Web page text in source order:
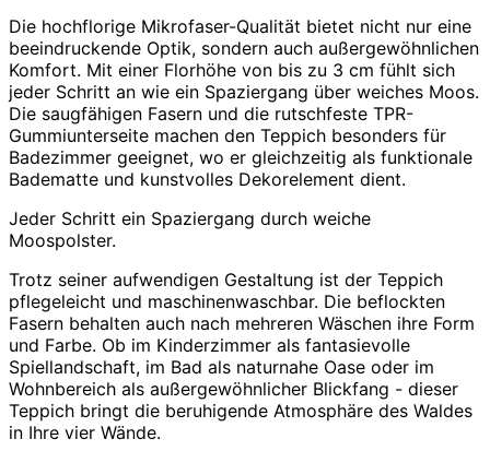
Die hochflorige Mikrofaser-Qualität bietet nicht nur eine
beeindruckende Optik, sondern auch außergewöhnlichen
Komfort. Mit einer Florhöhe von bis zu 3 cm fühlt sich
jeder Schritt an wie ein Spaziergang über weiches Moos.
Die saugfähigen Fasern und die rutschfeste TPR-
Gummiunterseite machen den Teppich besonders für
Badezimmer geeignet, wo er gleichzeitig als funktionale
Badematte und kunstvolles Dekorelement dient.
Jeder Schritt ein Spaziergang durch weiche
Moospolster.
Trotz seiner aufwendigen Gestaltung ist der Teppich
pflegeleicht und maschinenwaschbar. Die beflockten
Fasern behalten auch nach mehreren Wäschen ihre Form
und Farbe. Ob im Kinderzimmer als fantasievolle
Spiellandschaft, im Bad als naturnahe Oase oder im
Wohnbereich als außergewöhnlicher Blickfang - dieser
Teppich bringt die beruhigende Atmosphäre des Waldes
in Ihre vier Wände.